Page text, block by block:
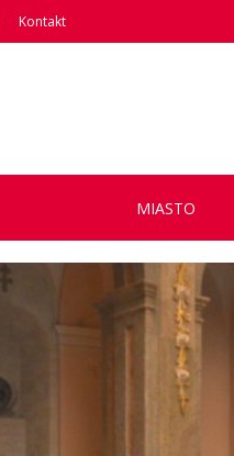
Kontakt
MIASTO